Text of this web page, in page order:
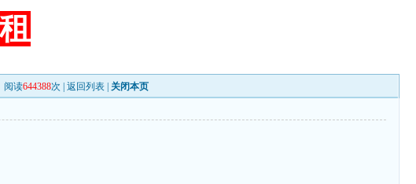
阅读644388次 |返回列表 关闭本页